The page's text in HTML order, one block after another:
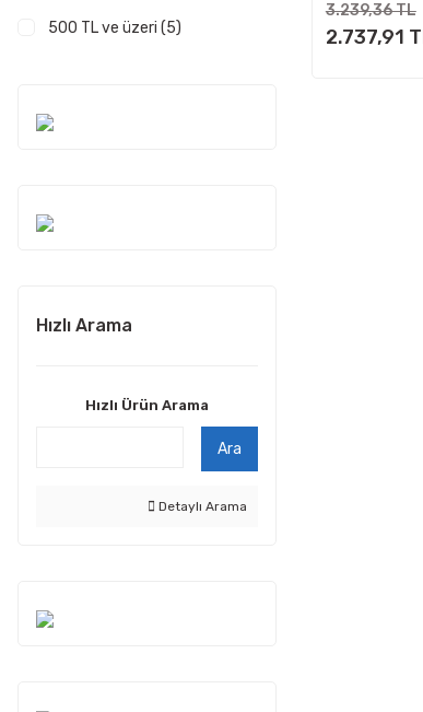
500 TL ve üzeri (5)
Hızlı Arama
Hızlı Ürün Arama
Ara
Detaylı Arama
3.239,36 TL
2.737,91